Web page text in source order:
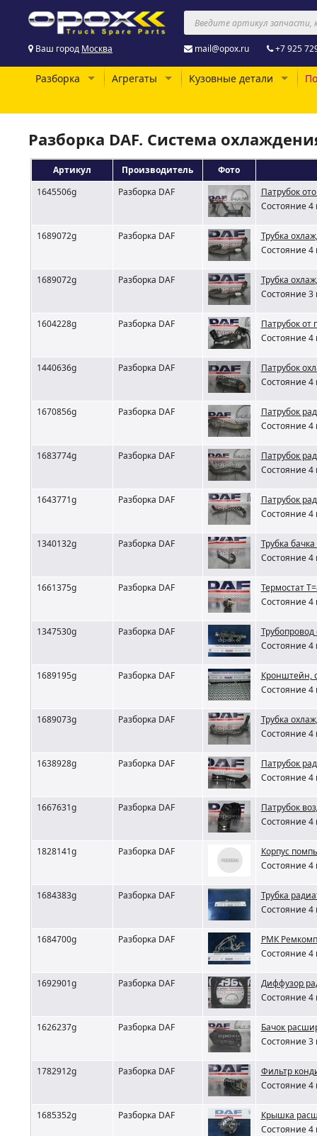
Ваш город Москва mail@opox.ru +7 925
Разборка Агрегаты Кузовные детали
Разборка DAF. Система
Артикул Производитель
Фото
1645506g
Разборка DAF
Патрубок
Состояние 4
1689072g Разборка DAF
Трубка
Состояние 4
1689072g Разборка DAF
Трубка
Состояние 3
1604228g Разборка DAF
Патрубок от
Состояние 4
1440636g Разборка DAF
Патрубок
Состояние 4
1670856g Разборка DAF
Патрубок
Состояние 4
1683774g Разборка DAF
Патрубок
Состояние 4
1643771g Разборка DAF
Патрубок
Состояние 4
1340132g Разборка DAF
Трубка
Состояние 4
1661375g Разборка DAF
Термостат
Состояние 4
1347530g Разборка DAF
Состояние 4
1689195g Разборка DAF
Кронштейн,
Состояние 4
1689073g Разборка DAF
Трубка
Состояние 4
1638928g Разборка DAF
Патрубок
Состояние 4
1667631g Разборка DAF
Патрубок
Состояние 4
1828141g Разборка DAF
Корпус
Состояние 4
1684383g Разборка DAF
Трубка
Состояние 4
1684700g Разборка DAF
РМК
Состояние 4
1692901g Разборка DAF
Диффузор
Состояние 4
1626237g Разборка DAF
Бачок
Состояние 3
1782912g Разборка DAF
Фильтр
Состояние 4
1685352g Разборка DAF
Крышка
Состояние 4